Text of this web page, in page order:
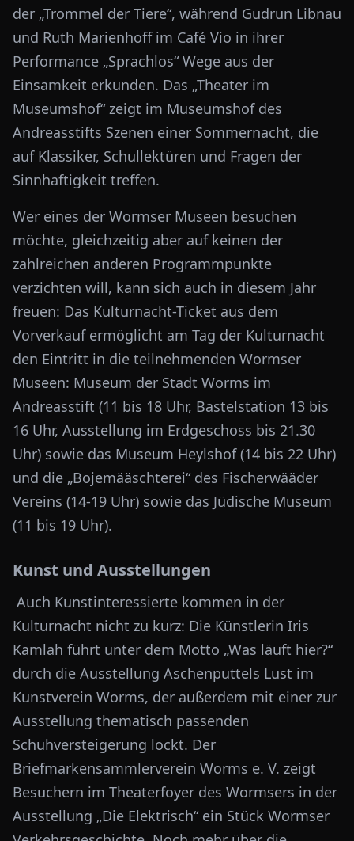
der „Trommel der Tiere“, während Gudrun Libnau
und Ruth Marienhoff im Café Vio in ihrer
Performance „Sprachlos“ Wege aus der
Einsamkeit erkunden. Das „Theater im
Museumshof“ zeigt im Museumshof des
Andreasstifts Szenen einer Sommernacht, die
auf Klassiker, Schullektüren und Fragen der
Sinnhaftigkeit treffen.
Wer eines der Wormser Museen besuchen
möchte, gleichzeitig aber auf keinen der
zahlreichen anderen Programmpunkte
verzichten will, kann sich auch in diesem Jahr
freuen: Das Kulturnacht-Ticket aus dem
Vorverkauf ermöglicht am Tag der Kulturnacht
den Eintritt in die teilnehmenden Wormser
Museen: Museum der Stadt Worms im
Andreasstift (11 bis 18 Uhr, Bastelstation 13 bis
16 Uhr, Ausstellung im Erdgeschoss bis 21.30
Uhr) sowie das Museum Heylshof (14 bis 22 Uhr)
und die „Bojemääschterei“ des Fischerwääder
Vereins (14-19 Uhr) sowie das Jüdische Museum
(11 bis 19 Uhr).
Kunst und Ausstellungen
Auch Kunstinteressierte kommen in der
Kulturnacht nicht zu kurz: Die Künstlerin Iris
Kamlah führt unter dem Motto „Was läuft hier?“
durch die Ausstellung Aschenputtels Lust im
Kunstverein Worms, der außerdem mit einer zur
Ausstellung thematisch passenden
Schuhversteigerung lockt. Der
Briefmarkensammlerverein Worms e. V. zeigt
Besuchern im Theaterfoyer des Wormsers in der
Ausstellung „Die Elektrisch“ ein Stück Wormser